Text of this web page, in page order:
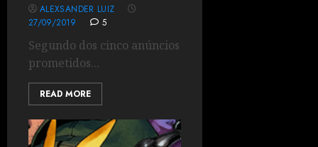
ALEXSANDER LUIZ
27/09/2019
5
Segundo dos cinco anúncios
prometidos...
READ MORE